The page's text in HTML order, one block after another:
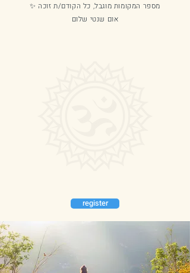
מספר המקומות מוגבל, כל הקודם/ת זוכה ✨
אום שנטי שלום
register